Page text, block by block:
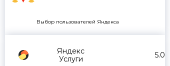
Выбор пользователей Яндекса
Яндекс
Услуги
5.0